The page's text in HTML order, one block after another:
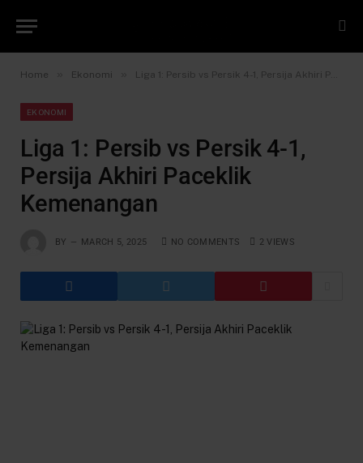
Home Ekonomi Liga 1: Persib vs Persik 4-1, Persija Akhiri Paceklik Kemenangan
EKONOMI
Liga 1: Persib vs Persik 4-1,
Persija Akhiri Paceklik
Kemenangan
BY MARCH 5, 2025 NO COMMENTS 2VIEWS